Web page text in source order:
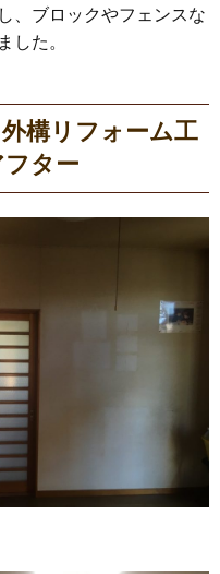
、ブロックやフェンスな
した。
構リフォーム工
ター